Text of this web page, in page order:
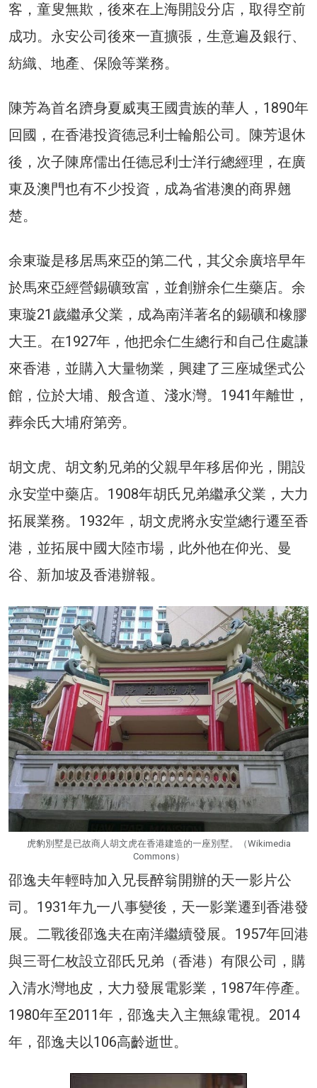
客，童叟無欺，後來在上海開設分店，取得空前
成功。永安公司後來一直擴張，生意遍及銀行、
紡織、地產、保險等業務。
陳芳為首名躋身夏威夷王國貴族的華人，1890年
回國，在香港投資德忌利士輪船公司。陳芳退休
後，次子陳席儒出任德忌利士洋行總經理，在廣
東及澳門也有不少投資，成為省港澳的商界翹
楚。
余東璇是移居馬來亞的第二代，其父余廣培早年
於馬來亞經營錫礦致富，並創辦余仁生藥店。余
東璇21歲繼承父業，成為南洋著名的錫礦和橡膠
大王。在1927年，他把余仁生總行和自己住處謙
來香港，並購入大量物業，興建了三座城堡式公
館，位於大埔、般含道、淺水灣。1941年離世，
葬余氏大埔府第旁。
胡文虎、胡文豹兄弟的父親早年移居仰光，開設
永安堂中藥店。1908年胡氏兄弟繼承父業，大力
拓展業務。1932年，胡文虎將永安堂總行遷至香
港，並拓展中國大陸市場，此外他在仰光、曼
谷、新加坡及香港辦報。
虎豹別墅是已故商人胡文虎在香港建造的一座別墅。（Wikimedia
Commons）
邵逸夫年輕時加入兄長醉翁開辦的天一影片公
司。1931年九一八事變後，天一影業遷到香港發
展。二戰後邵逸夫在南洋繼續發展。1957年回港
與三哥仁枚設立邵氏兄弟（香港）有限公司，購
入清水灣地皮，大力發展電影業，1987年停產。
1980年至2011年，邵逸夫入主無線電視。2014
年，邵逸夫以106高齡逝世。